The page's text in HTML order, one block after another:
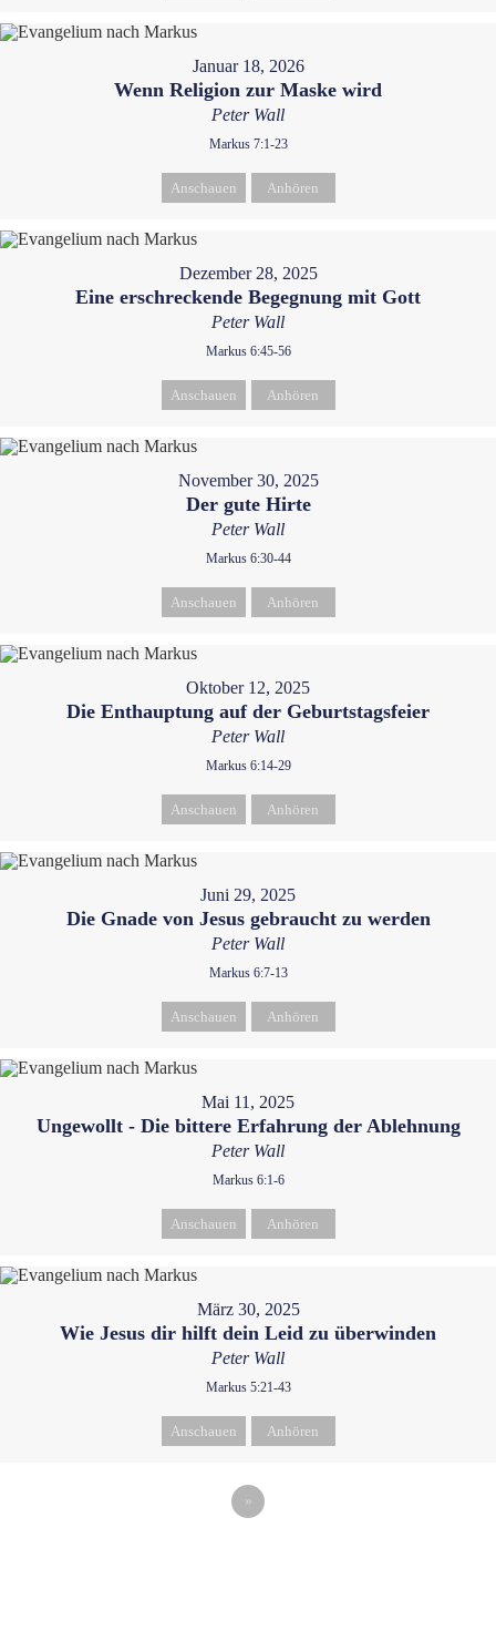
Januar 18, 2026
Wenn Religion zur Maske wird
Peter Wall
Markus 7:1-23
Anschauen Anhören
Dezember 28, 2025
Eine erschreckende Begegnung mit Gott
Peter Wall
Markus 6:45-56
Anschauen Anhören
November 30, 2025
Der gute Hirte
Peter Wall
Markus 6:30-44
Anschauen Anhören
Oktober 12, 2025
Die Enthauptung auf der Geburtstagsfeier
Peter Wall
Markus 6:14-29
Anschauen Anhören
Juni 29, 2025
Die Gnade von Jesus gebraucht zu werden
Peter Wall
Markus 6:7-13
Anschauen Anhören
Mai 11, 2025
Ungewollt - Die bittere Erfahrung der Ablehnung
Peter Wall
Markus 6:1-6
Anschauen Anhören
März 30, 2025
Wie Jesus dir hilft dein Leid zu überwinden
Peter Wall
Markus 5:21-43
Anschauen Anhören
»